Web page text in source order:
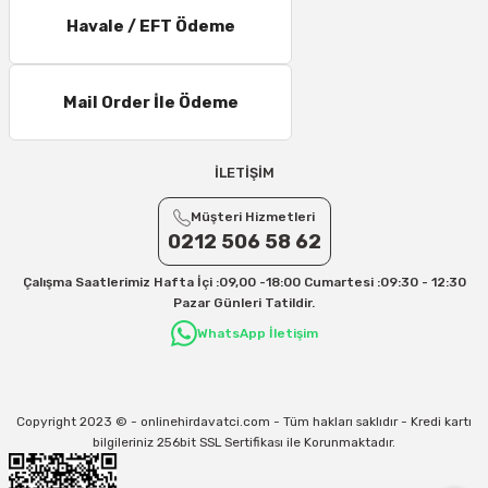
11 – 15 Desi/Kg= 245,50 TL- 347,40 TL
16 – 20 Desi/Kg= 307,50 TL- 371,80 TL
21 – 25 Desi/Kg= 357,90 TL-- 397,40 TL
Yurtiçi Kargo için 30 Desi sonrası her +1 Desi: 13 TL
Aras Kargo için 30 Desi sonrası her +1 Desi: 17 TL
Kargo ve teslimat süreçleriyle ilgili tüm sorularınız için bizimle iletişime
31/12/2026 Tarihine Kadar Geçerlidir
Havale / EFT Ödeme
Mail Order İle Ödeme
İLETİŞİM
Müşteri Hizmetleri
0212 506 58 62
Çalışma Saatlerimiz Hafta İçi :09,00 -18:00 Cumartesi :09:30 - 12:30
Pazar Günleri Tatildir.
WhatsApp İletişim
Copyright 2023 © - onlinehirdavatci.com - Tüm hakları saklıdır - Kredi kartı
bilgileriniz 256bit SSL Sertifikası ile Korunmaktadır.